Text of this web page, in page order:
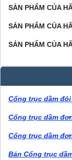
SẢN PHẨM CỦA
SẢN PHẨM CỦA
SẢN PHẨM CỦA
Cổng trục dầm đôi
Cổng trục dầm
Cổng trục dầm
Bán Cổng trục